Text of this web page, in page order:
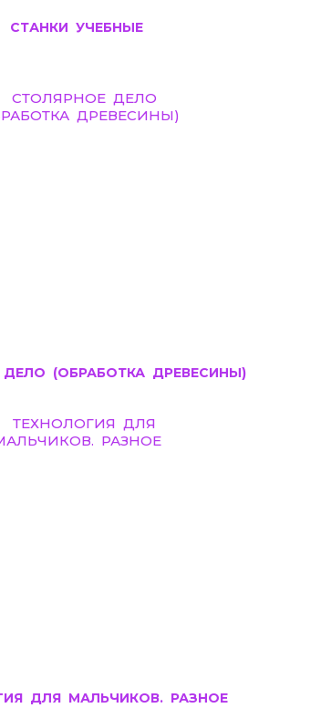
СТАНКИ УЧЕБНЫЕ
(ОБРАБОТКА ДРЕВЕСИНЫ)
ДЛЯ МАЛЬЧИКОВ. РАЗНОЕ